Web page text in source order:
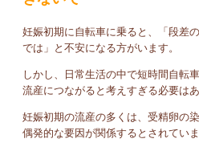
妊娠初期に自転車に乗ると、「段差
では」と不安になる方がいます。
しかし、日常生活の中で短時間自転
流産につながると考えすぎる必要はあ
妊娠初期の流産の多くは、受精卵の
偶発的な要因が関係するとされていま